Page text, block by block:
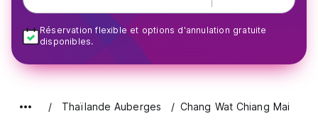
Réservation flexible et options d'annulation gratuite
disponibles.
Thaïlande Auberges Chang Wat Chiang Mai